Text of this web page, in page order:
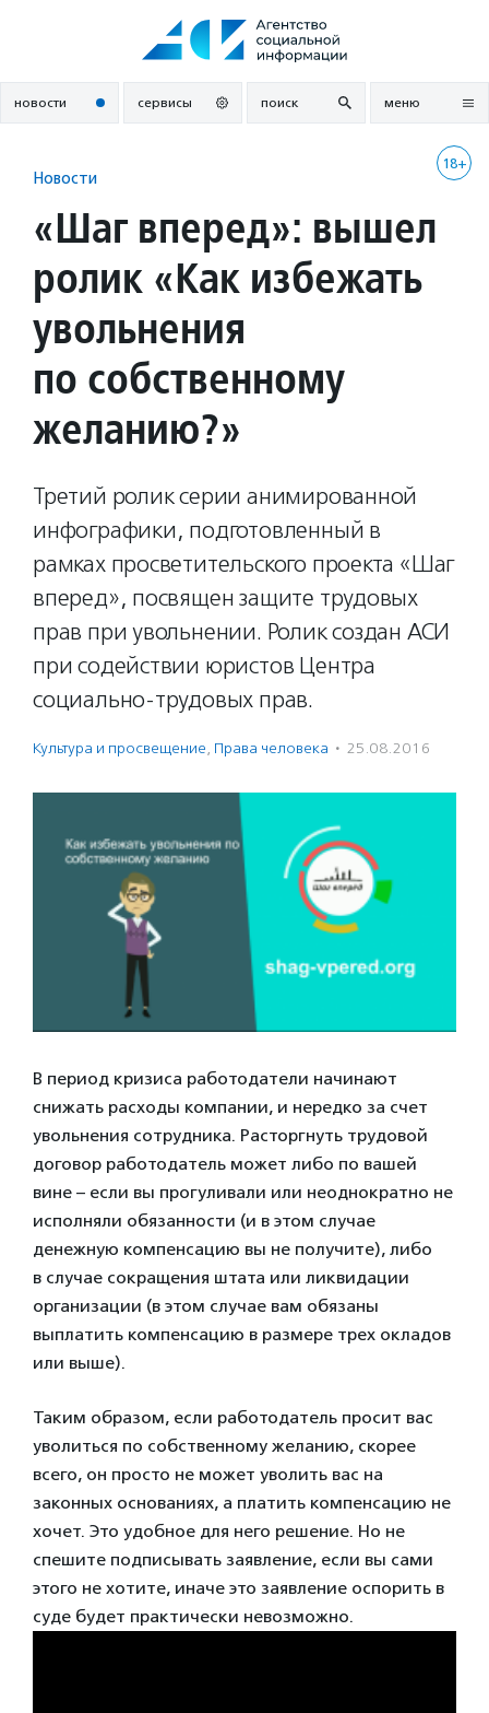
новости сервисы поиск меню
18+
Новости
«Шаг вперед»: вышел
ролик «Как избежать
увольнения
по собственному
желанию?»
Третий ролик серии анимированной
инфографики, подготовленный в
рамках просветительского проекта «Шаг
вперед», посвящен защите трудовых
прав при увольнении. Ролик создан АСИ
при содействии юристов Центра
социально-трудовых прав.
Культура и просвещение, Права человека · 25.08.2016
В период кризиса работодатели начинают
снижать расходы компании, и нередко за счет
увольнения сотрудника. Расторгнуть трудовой
договор работодатель может либо по вашей
вине – если вы прогуливали или неоднократно не
исполняли обязанности (и в этом случае
денежную компенсацию вы не получите), либо
в случае сокращения штата или ликвидации
организации (в этом случае вам обязаны
выплатить компенсацию в размере трех окладов
или выше).
Таким образом, если работодатель просит вас
уволиться по собственному желанию, скорее
всего, он просто не может уволить вас на
законных основаниях, а платить компенсацию не
хочет. Это удобное для него решение. Но не
спешите подписывать заявление, если вы сами
этого не хотите, иначе это заявление оспорить в
суде будет практически невозможно.